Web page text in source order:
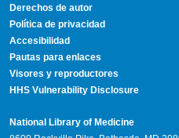
Derechos de autor
Política de privacidad
Accesibilidad
Pautas para enlaces
Visores y reproductores
HHS Vulnerability Disclosure
National Library of Medicine